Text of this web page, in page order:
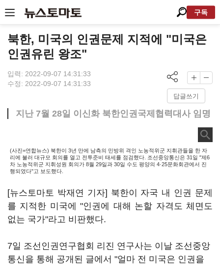
구독
북한, 미국의 인권문제 지적에 "미국은
인권유린 왕조"
입력: 2022-09-07 14:31:33
수정: 2022-09-07 14:31:33
답글쓰기
지난 7월 28일 이신화 북한인권국제협력대사 임명
(사진=연합뉴스) 북한이 3년 만에 남측의 민방위 격인 노농적위군 지휘관들을 한 자
리에 불러 대규모 회의를 열고 전투준비 태세를 점검했다. 조선중앙통신은 31일 "제6
차 노농적위군 지휘성원 회의가 8월 29일과 30일 수도 평양의 4·25문화회관에서 진
행되였다"고 보도했다.
[뉴스토마토 박재연 기자] 북한이 자국 내 인권 문제
를 지적한 미국에 "인권에 대해 논할 자격도 체면도
없는 국가"라고 비판했다.
7일 조선인권연구협회 리진 연구사는 이날 조선중앙
통신을 통해 공개된 글에서 "얼마 전 미국은 인권을